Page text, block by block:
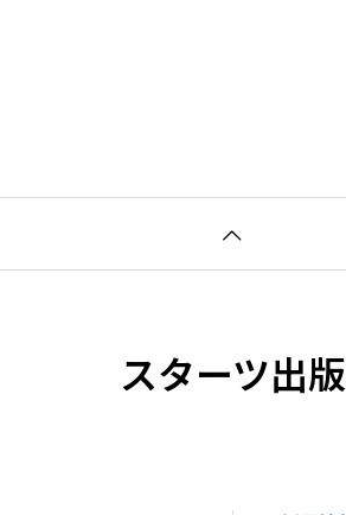
スターツ出版